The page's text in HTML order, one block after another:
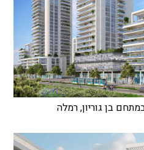
בן גוריון, רמלה